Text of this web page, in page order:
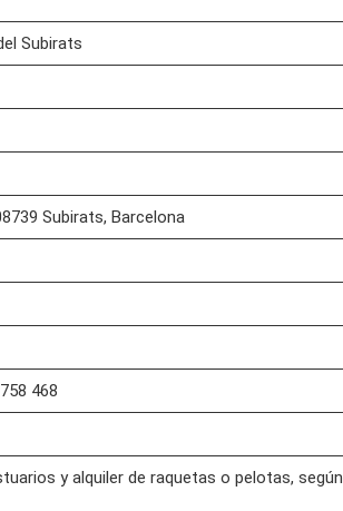
Subirats
Subirats, Barcelona
468
y alquiler de raquetas o pelotas, según